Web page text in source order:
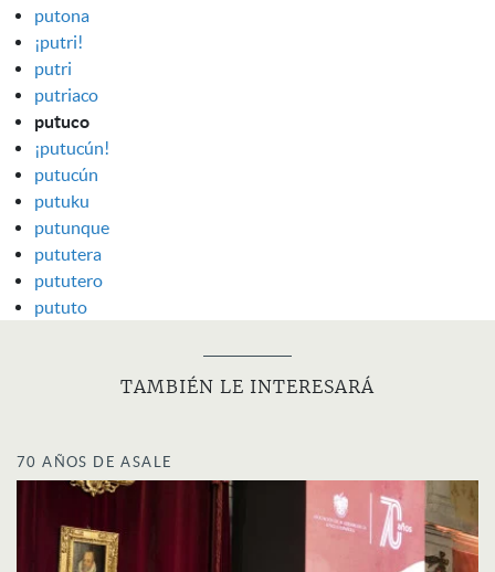
putona
¡putri!
putri
putriaco
putuco
¡putucún!
putucún
putuku
putunque
pututera
pututero
pututo
TAMBIÉN LE INTERESARÁ
70 AÑOS DE ASALE